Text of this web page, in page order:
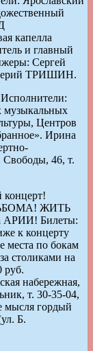
капелла
и главный
Сергей
ТРИШИН.
музыкальных
Центров
Ирина
Свободы, 46, т.
концерт!
ЖИТЬ
АРИИ! Билеты:
к концерту
места по бокам
столиками на
руб.
набережная,
т. 30-35-04,
мысля гордый
Б.